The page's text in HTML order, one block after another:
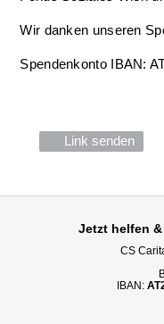
Wir danken unseren
Spendenkonto IBAN:
Link senden
Jetzt helfen
CS
IBAN: